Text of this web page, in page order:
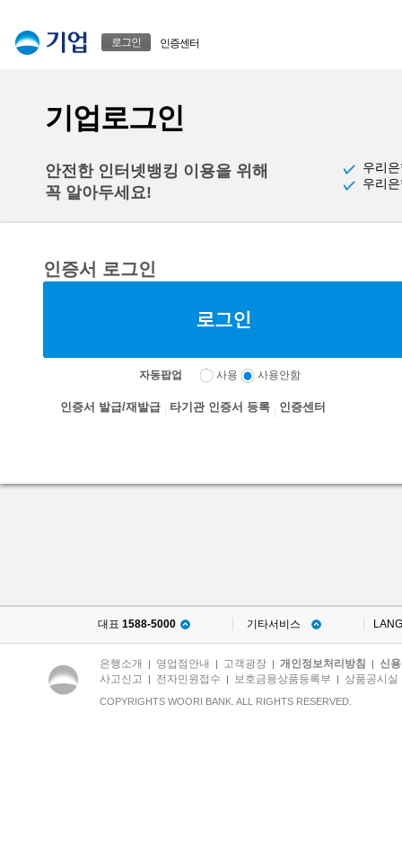
로그인 인증센터
기업로그인
안전한 인터넷뱅킹 이용을 위해
꼭 알아두세요!
우리
우리
인증서 로그인
자동팝업 사용 사용안함
인증서 발급/재발급 타기관 인증서 등록 인증센터
대표 1588-5000 기타서비스
은행소개 | 영업점안내 | 고객광장 | 개인정보처리방침 | 신
사고신고 | 전자민원접수 | 보호금융상품등록부 | 상품공시실
COPYRIGHTS WOORI BANK. ALL RIGHTS RESERVED.